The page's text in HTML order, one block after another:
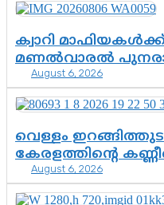
എന്തൊക്കെ
ക്വാറി മാഫിയകൾക്ക്
മണൽവാരൽ
സർക്കാർ തീരുമാനം
August 6, 2026
വെള്ളം
കേരളത്തിന്റെ
എന്നവസാനിക്കും?
August 6, 2026